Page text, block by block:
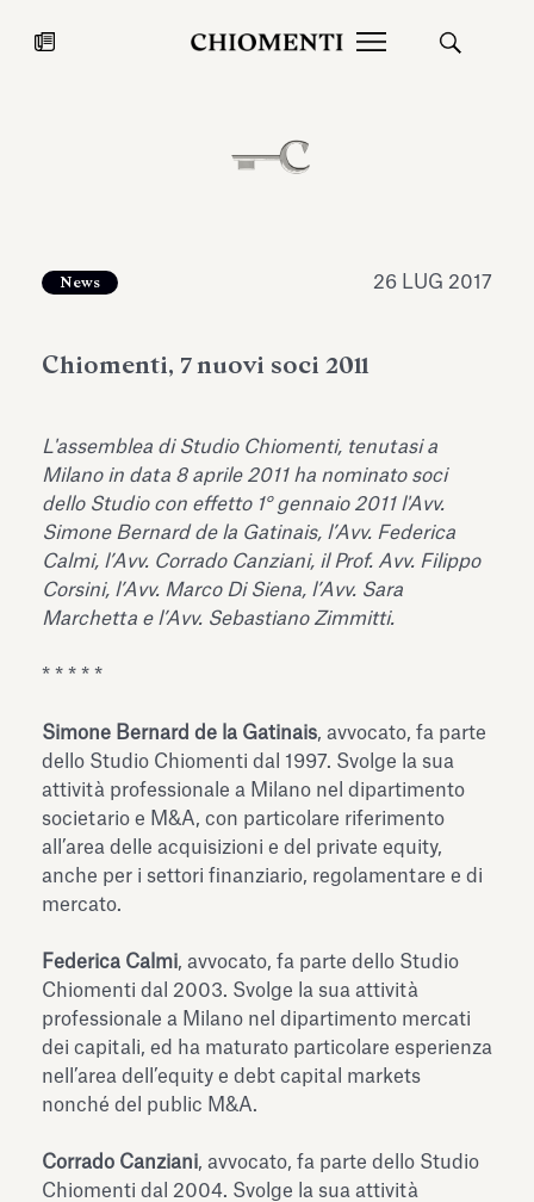
27 LUG 2026
Fondazione Torlonia inaugura la
mostra Marmora Romana
ampliando gli spazi espositivi
dell’Antiquarium di Villa Albani
Torlonia
Leggi tutto
Chiomenti
EcoVadis
News 26 LUG 2017
Chiomenti, 7 nuovi soci 2011
L'assemblea di Studio Chiomenti, tenutasi a
Milano in data 8 aprile 2011 ha nominato soci
dello Studio con effetto 1° gennaio 2011 l'Avv.
Simone Bernard de la Gatinais, l’Avv. Federica
Calmi, l’Avv. Corrado Canziani, il Prof. Avv. Filippo
Corsini, l’Avv. Marco Di Siena, l’Avv. Sara
Marchetta e l’Avv. Sebastiano Zimmitti.
* * * * *
Simone Bernard de la Gatinais, avvocato, fa parte
dello Studio Chiomenti dal 1997. Svolge la sua
attività professionale a Milano nel dipartimento
societario e M&A, con particolare riferimento
all’area delle acquisizioni e del private equity,
anche per i settori finanziario, regolamentare e di
mercato.
Federica Calmi, avvocato, fa parte dello Studio
Chiomenti dal 2003. Svolge la sua attività
professionale a Milano nel dipartimento mercati
dei capitali, ed ha maturato particolare esperienza
nell’area dell’equity e debt capital markets
nonché del public M&A.
Corrado Canziani, avvocato, fa parte dello Studio
Chiomenti dal 2004. Svolge la sua attività